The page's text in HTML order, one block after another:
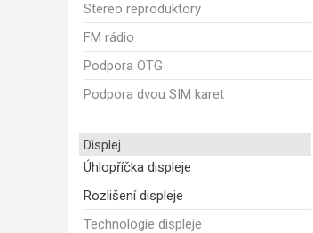
Stereo reproduktory
FM rádio
Podpora OTG
Podpora dvou SIM karet
Displej
Úhlopříčka displeje
Rozlišení displeje
Technologie displeje